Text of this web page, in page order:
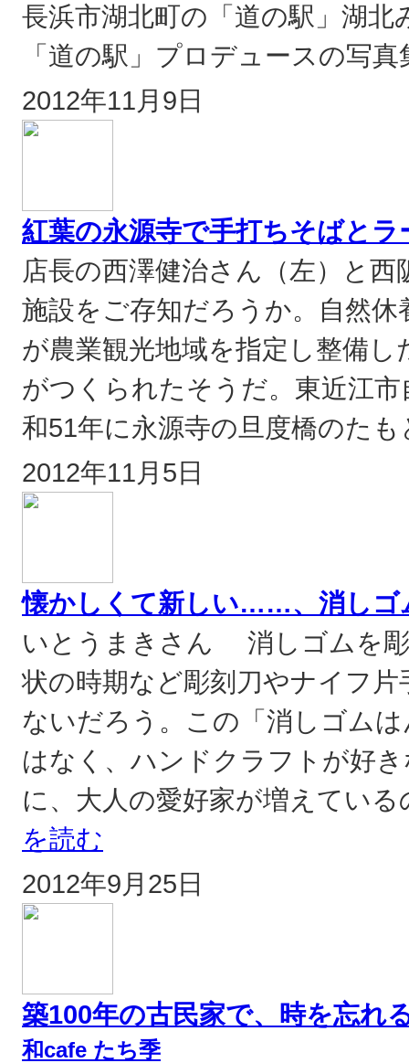
長浜市湖北町の「道の駅」湖
「道の駅」プロデュースの写
2012年11月9日
紅葉の永源寺で手打ちそばと
店長の西澤健治さん（左）と
施設をご存知だろうか。自然
が農業観光地域を指定し整備
がつくられたそうだ。東近江
和51年に永源寺の旦度橋のた
2012年11月5日
懐かしくて新しい……、消しゴ
いとうまきさん 消しゴムを彫
状の時期など彫刻刀やナイフ
ないだろう。この「消しゴム
はなく、ハンドクラフトが好
に、大人の愛好家が増えてい
を読む
2012年9月25日
築100年の古民家で、時を忘れ
和cafe たち季